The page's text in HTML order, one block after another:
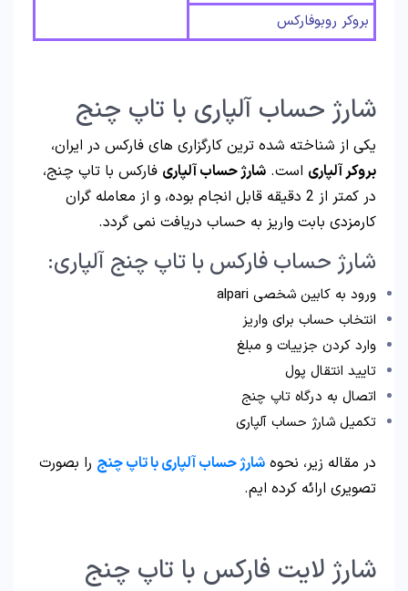
بروکر روبوفارکس
شارژ حساب آلپاری با تاپ چنج
یکی از شناخته شده ترین کارگزاری های فارکس در ایران،
بروکر آلپاری است. شارژ حساب آلپاری فارکس با تاپ چنج،
در کمتر از 2 دقیقه قابل انجام بوده، و از معامله گران
کارمزدی بابت واریز به حساب دریافت نمی گردد.
شارژ حساب فارکس با تاپ چنج آلپاری:
ورود به کابین شخصی alpari
انتخاب حساب برای واریز
وارد کردن جزییات و مبلغ
تایید انتقال پول
اتصال به درگاه تاپ چنج
تکمیل شارژ حساب آلپاری
در مقاله زیر، نحوه شارژ حساب آلپاری با تاپ چنج را بصورت
تصویری ارائه کرده ایم.
شارژ لایت فارکس با تاپ چنج